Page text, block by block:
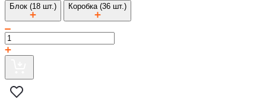
Блок (18 шт.) Коробка (36 шт.)